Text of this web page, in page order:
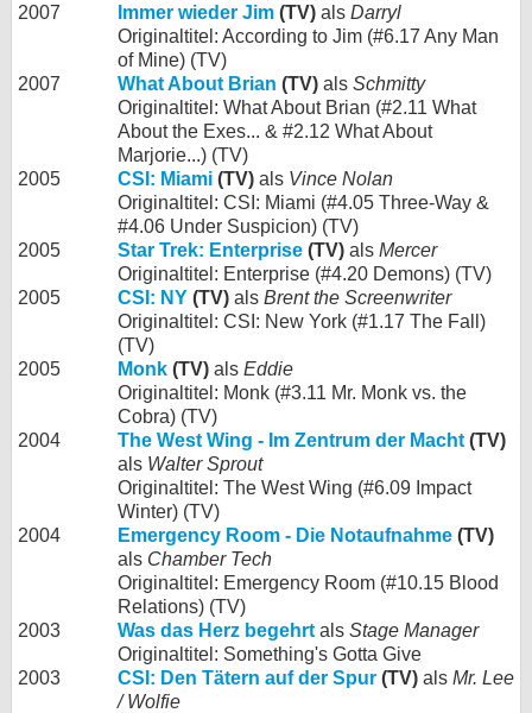
2007
Immer wieder Jim (TV) als Darryl
Originaltitel: According to Jim (#6.17 Any Man
of Mine) (TV)
2007
What About Brian (TV) als Schmitty
Originaltitel: What About Brian (#2.11 What
About the Exes... & #2.12 What About
Marjorie...) (TV)
2005
CSI: Miami (TV) als Vince Nolan
Originaltitel: CSI: Miami (#4.05 Three-Way &
#4.06 Under Suspicion) (TV)
2005
Star Trek: Enterprise (TV) als Mercer
Originaltitel: Enterprise (#4.20 Demons) (TV)
2005
CSI: NY (TV) als Brent the Screenwriter
Originaltitel: CSI: New York (#1.17 The Fall)
(TV)
2005
Monk (TV) als Eddie
Originaltitel: Monk (#3.11 Mr. Monk vs. the
Cobra) (TV)
2004
The West Wing - Im Zentrum der Macht (TV)
als Walter Sprout
Originaltitel: The West Wing (#6.09 Impact
Winter) (TV)
2004
Emergency Room - Die Notaufnahme (TV)
als Chamber Tech
Originaltitel: Emergency Room (#10.15 Blood
Relations) (TV)
2003
Was das Herz begehrt als Stage Manager
Originaltitel: Something's Gotta Give
2003
CSI: Den Tätern auf der Spur (TV) als Mr. Lee
/ Wolfie